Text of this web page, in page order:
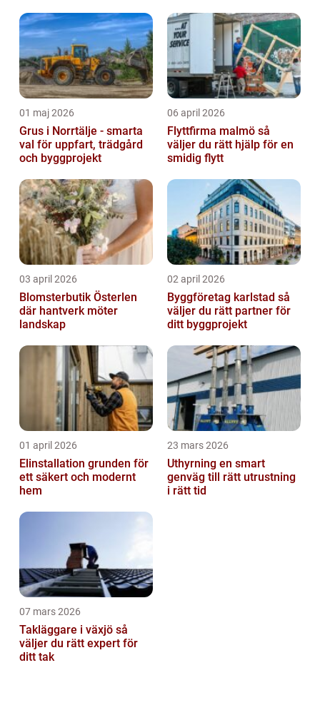
01 maj 2026
Grus i Norrtälje - smarta
val för uppfart, trädgård
och byggprojekt
06 april 2026
Flyttfirma malmö så
väljer du rätt hjälp för en
smidig flytt
03 april 2026
Blomsterbutik Österlen
där hantverk möter
landskap
02 april 2026
Byggföretag karlstad så
väljer du rätt partner för
ditt byggprojekt
01 april 2026
Elinstallation grunden för
ett säkert och modernt
hem
23 mars 2026
Uthyrning en smart
genväg till rätt utrustning
i rätt tid
07 mars 2026
Takläggare i växjö så
väljer du rätt expert för
ditt tak